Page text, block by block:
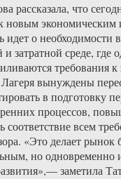
рассказала, что
новым экономическим
идет о необходимости
затратной среде, где
требования к
Лагеря вынуждены
в подготовку
процессов,
соответствие всем
«Это делает рынок
но одновременно
заметила